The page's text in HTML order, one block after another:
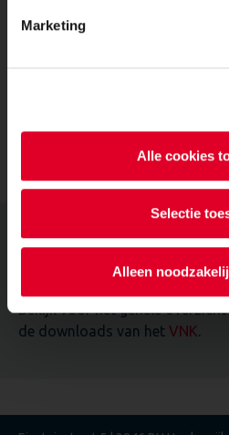
Marketing
Alle cookies
Selectie
Alleen
De rekenvoorbeelden zijn
Bron: Vereniging Nederlands
Meer beschikbare
rekenvoorbeelden
Bekijk voor het gehele
de downloads van het VNK.
Automatisch op